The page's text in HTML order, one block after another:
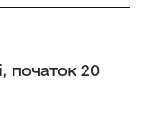
початок 20